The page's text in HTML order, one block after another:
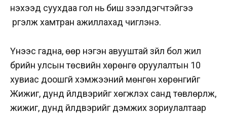
нэхээд суухдаа гол нь биш зээлдэгчтэйгээ
үргэлж хамтран ажиллахад чиглэнэ.
Үүнээс гадна, өөр нэгэн авууштай зүйл бол жил
бүрийн улсын төсвийн хөрөнгө оруулалтын 10
хувиас доошгүй хэмжээний мөнгөн хөрөнгийг
Жижиг, дунд үйлдвэрийг хөгжүүлэх санд төвлөрүүлж,
жижиг, дунд үйлдвэрийг дэмжих зориулалтаар